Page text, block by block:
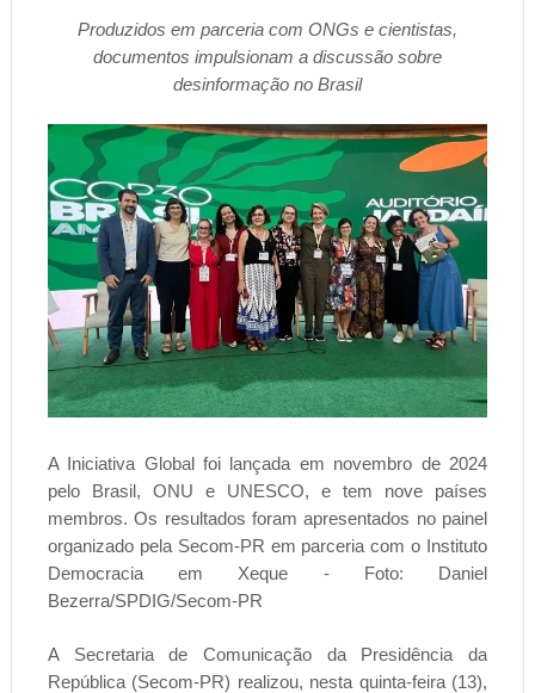
Produzidos em parceria com ONGs e cientistas,
documentos impulsionam a discussão sobre
desinformação no Brasil
A Iniciativa Global foi lançada em novembro de 2024
pelo Brasil, ONU e UNESCO, e tem nove países
membros. Os resultados foram apresentados no painel
organizado pela Secom-PR em parceria com o Instituto
Democracia em Xeque - Foto: Daniel
Bezerra/SPDIG/Secom-PR
A Secretaria de Comunicação da Presidência da
República (Secom-PR) realizou, nesta quinta-feira (13),